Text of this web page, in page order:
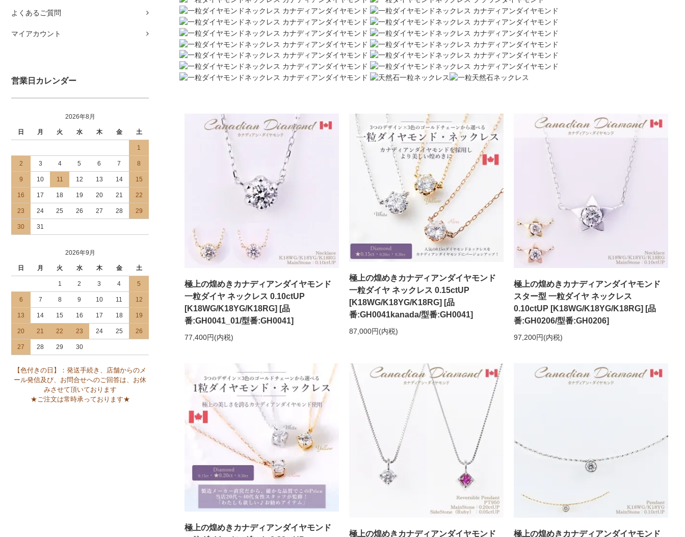
よくあるご質問
マイアカウント
営業日カレンダー
2026年8月
日 月 火 水 木 金 土
1
2 3 4 5 6 7 8
9 10 11 12 13 14 15
16 17 18 19 20 21 22
23 24 25 26 27 28 29
30 31
2026年9月
日 月 火 水 木 金 土
1 2 3 4 5
6 7 8 9 10 11 12
13 14 15 16 17 18 19
20 21 22 23 24 25 26
27 28 29 30
【色付きの日】：発送手続き、店舗からのメ
ール発信及び、お問合せへのご回答は、お休
みさせて頂いております
★ご注文は常時承っております★
極上の煌めきカナディアンダイヤモンド
一粒ダイヤ ネックレス 0.10ctUP
[K18WG/K18YG/K18RG] [品
番:GH0041_01/型番:GH0041]
77,400円(内税)
極上の煌めきカナディアンダイヤモンド
一粒ダイヤ ネックレス 0.15ctUP
[K18WG/K18YG/K18RG] [品
番:GH0041kanada/型番:GH0041]
87,000円(内税)
極上の煌めきカナディアンダイヤモンド
スター型 一粒ダイヤ ネックレス
0.10ctUP [K18WG/K18YG/K18RG] [品
番:GH0206/型番:GH0206]
97,200円(内税)
極上の煌めきカナディアンダイヤモンド
極上の煌めきカナディアンダイヤモンド 極上の煌めきカナディアンダイヤモンド